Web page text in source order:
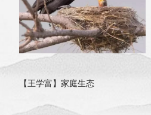
【王学富】家庭生态